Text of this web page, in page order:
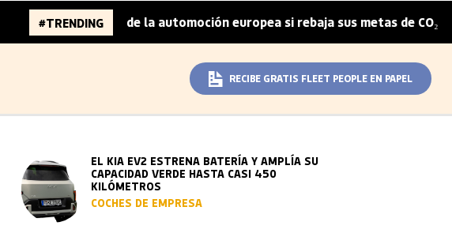
#TRENDING
millones de la automoción europea si rebaja sus metas de CO₂ | La
RECIBE GRATIS FLEET PEOPLE EN PAPEL
EL KIA EV2 ESTRENA BATERÍA Y AMPLÍA SU
CAPACIDAD VERDE HASTA CASI 450
KILÓMETROS
COCHES DE EMPRESA